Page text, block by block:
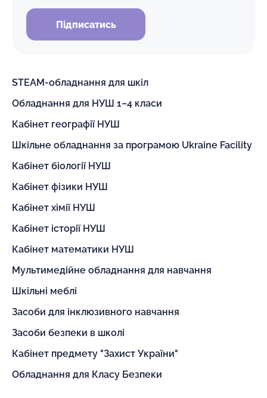
Підписатись
STEAM-обладнання для шкіл
Обладнання для НУШ 1–4 класи
Кабінет географії НУШ
Шкільне обладнання за програмою Ukraine Facility
Кабінет біології НУШ
Кабінет фізики НУШ
Кабінет хімії НУШ
Кабінет історії НУШ
Кабінет математики НУШ
Мультимедійне обладнання для навчання
Шкільні меблі
Засоби для інклюзивного навчання
Засоби безпеки в школі
Кабінет предмету "Захист України"
Обладнання для Класу Безпеки